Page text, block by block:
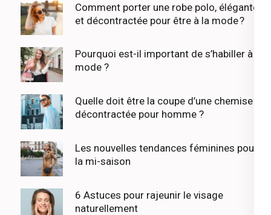
Comment porter une robe polo, élégante
et décontractée pour être à la mode ?
Pourquoi est-il important de s’habiller à la
mode ?
Quelle doit être la coupe d’une chemise
décontractée pour homme ?
Les nouvelles tendances féminines pour
la mi-saison
6 Astuces pour rajeunir le visage
naturellement